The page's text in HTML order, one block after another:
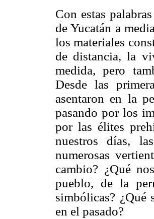
Con estas
de Yucatán a
los materiales
de distancia, la
medida, pero
Desde las
asentaron en la
pasando por los
por las élites
nuestros días,
numerosas
cambio? ¿Qué
pueblo, de la
simbólicas? ¿Qué
en el pasado?